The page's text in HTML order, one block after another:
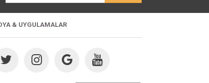
& UYGULAMALAR